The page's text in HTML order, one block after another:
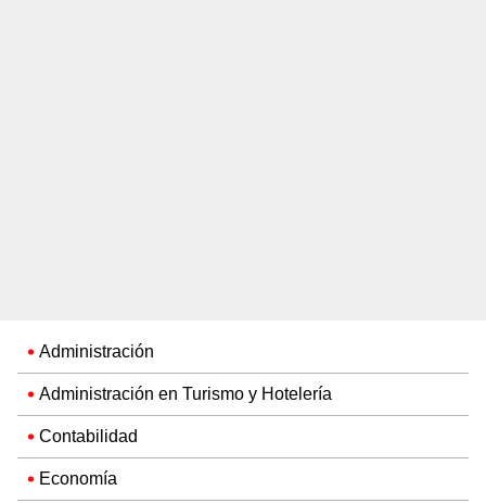
Administración
Administración en Turismo y Hotelería
Contabilidad
Economía